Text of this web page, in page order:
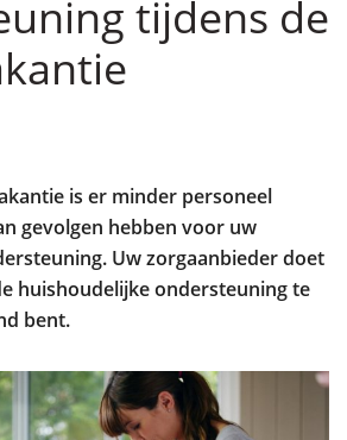
tijdens de
is er minder personeel
gevolgen hebben voor uw
Uw zorgaanbieder doet
huishoudelijke ondersteuning te
bent.